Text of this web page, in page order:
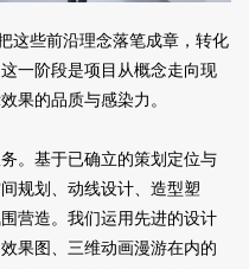
这些前沿理念落笔成章，转化
一阶段是项目从概念走向现
果的品质与感染力。
。基于已确立的策划定位与
规划、动线设计、造型塑
营造。我们运用先进的设计
果图、三维动画漫游在内的